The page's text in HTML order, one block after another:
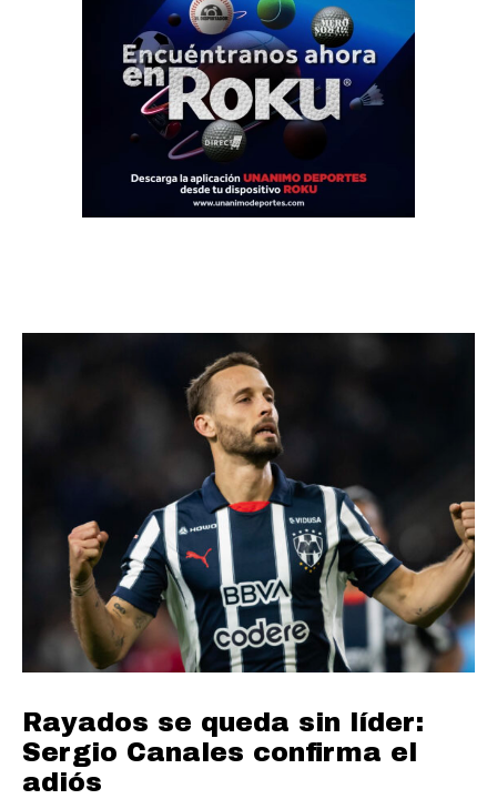
Rayados se queda sin líder:
Sergio Canales confirma el
adiós